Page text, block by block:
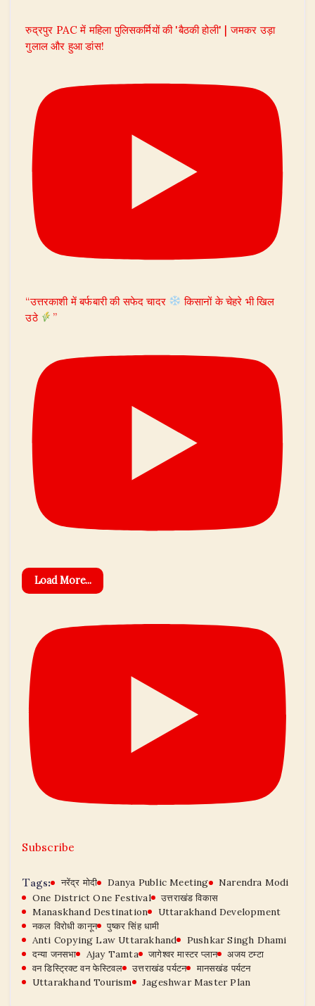
रुद्रपुर PAC में महिला पुलिसकर्मियों की 'बैठकी होली' | जमकर उड़ा
गुलाल और हुआ डांस!
“उत्तरकाशी में बर्फबारी की सफेद चादर
किसानों के चेहरे भी खिल
उठे
”
Load More...
Subscribe
Tags: नरेंद्र मोदी Danya Public Meeting
Narendra Modi
One District One Festival
उत्तराखंड विकास
Manaskhand Destination
Uttarakhand Development
नकल विरोधी कानून
पुष्कर सिंह धामी
Anti Copying Law Uttarakhand
Pushkar Singh Dhami
दन्या जनसभा
Ajay Tamta जागेश्वर मास्टर प्लान
अजय टम्टा
वन डिस्ट्रिक्ट वन फेस्टिवल
उत्तराखंड पर्यटन
मानसखंड पर्यटन
Uttarakhand Tourism
Jageshwar Master Plan